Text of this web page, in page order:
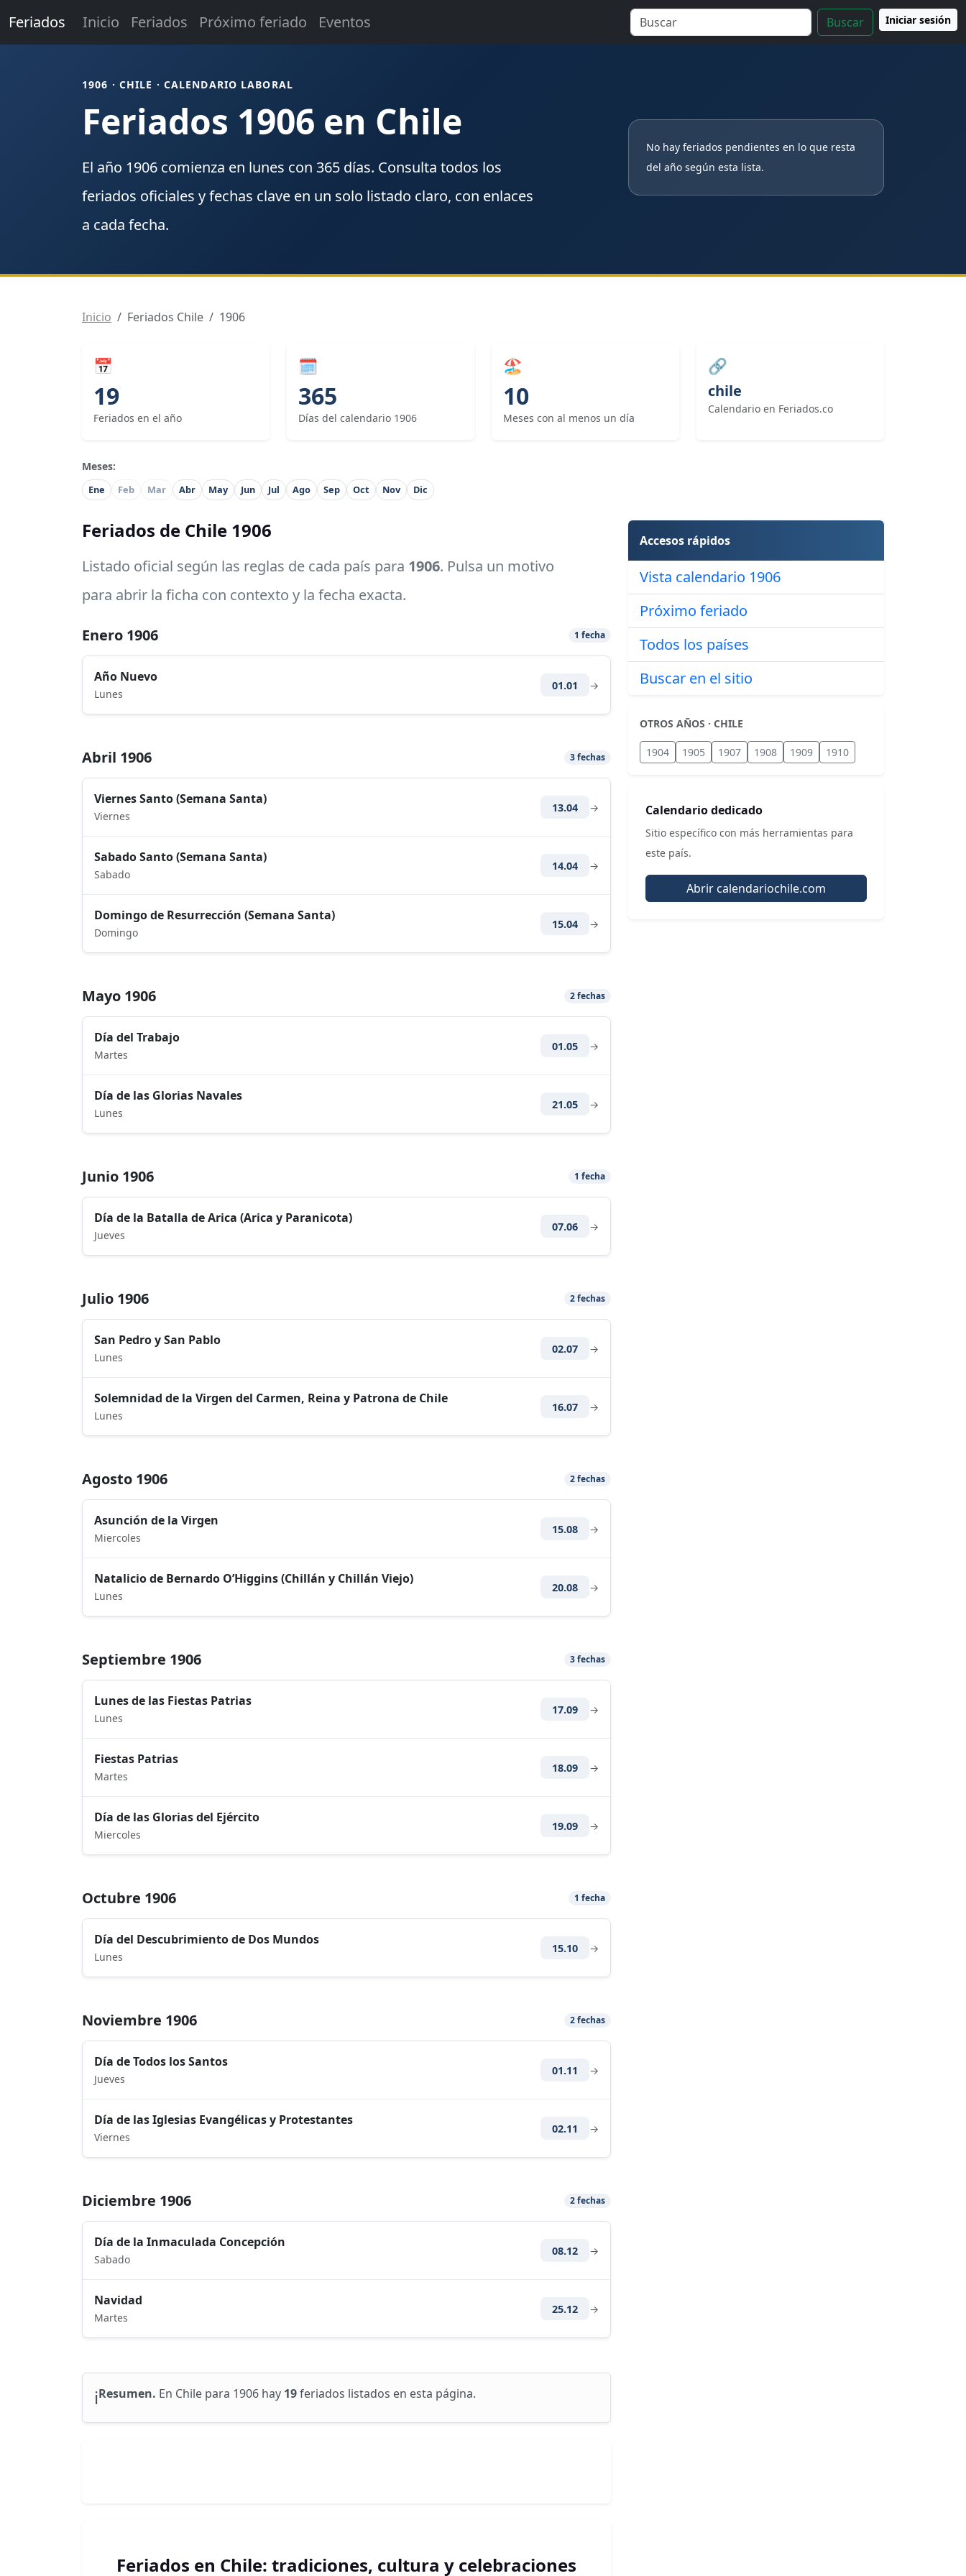
Feriados Inicio Feriados Próximo feriado Eventos Buscar Iniciar sesión
1906 · CHILE · CALENDARIO LABORAL
Feriados 1906 en Chile
El año 1906 comienza en lunes con 365 días. Consulta todos los
feriados oficiales y fechas clave en un solo listado claro, con enlaces
a cada fecha.
No hay feriados pendientes en lo que resta
del año según esta lista.
Inicio Feriados Chile 1906
📅
19
Feriados en el año
🗓
365
Días del calendario 1906
🏖
10
Meses con al menos un día
🔗
chile
Calendario en Feriados.co
Meses:
Ene Feb Mar Abr May Jun Jul Ago Sep Oct Nov Dic
Feriados de Chile 1906
Listado oficial según las reglas de cada país para 1906. Pulsa un motivo
para abrir la ficha con contexto y la fecha exacta.
Enero 1906 1 fecha
Año Nuevo
Lunes
01.01 →
Abril 1906 3 fechas
Viernes Santo (Semana Santa)
Viernes
13.04 →
Sabado Santo (Semana Santa)
Sabado
14.04 →
Domingo de Resurrección (Semana Santa)
Domingo
15.04 →
Mayo 1906 2 fechas
Día del Trabajo
Martes
01.05 →
Día de las Glorias Navales
Lunes
21.05 →
Junio 1906 1 fecha
Día de la Batalla de Arica (Arica y Paranicota)
Jueves
07.06 →
Julio 1906 2 fechas
San Pedro y San Pablo
Lunes
02.07 →
Solemnidad de la Virgen del Carmen, Reina y Patrona de Chile
Lunes
16.07 →
Agosto 1906 2 fechas
Asunción de la Virgen
Miercoles
15.08 →
Natalicio de Bernardo O’Higgins (Chillán y Chillán Viejo)
Lunes
20.08 →
Septiembre 1906 3 fechas
Lunes de las Fiestas Patrias
Lunes
17.09 →
Fiestas Patrias
Martes
18.09 →
Día de las Glorias del Ejército
Miercoles
19.09 →
Octubre 1906 1 fecha
Día del Descubrimiento de Dos Mundos
Lunes
15.10 →
Noviembre 1906 2 fechas
Día de Todos los Santos
Jueves
01.11 →
Día de las Iglesias Evangélicas y Protestantes
Viernes
02.11 →
Diciembre 1906 2 fechas
Día de la Inmaculada Concepción
Sabado
08.12 →
Navidad
Martes
25.12 →
ℹ️Resumen. En Chile para 1906 hay 19feriados listados en esta página.
Feriados en Chile: tradiciones, cultura y celebraciones
Accesos rápidos
Vista calendario 1906
Próximo feriado
Todos los países
Buscar en el sitio
OTROS AÑOS · CHILE
1904 1905 1907 1908 1909 1910
Calendario dedicado
Sitio específico con más herramientas para
este país.
Abrir calendariochile.com